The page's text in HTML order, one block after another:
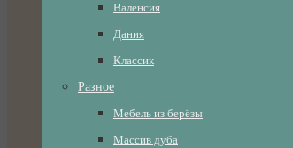
Валенсия
Дания
Классик
Разное
Мебель из берёзы
Массив дуба